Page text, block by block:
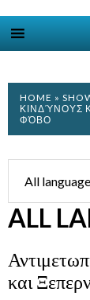
HOME »
ΚΙΝΔΎΝΟΥΣ
ΦΌΒΟ
ALL
και